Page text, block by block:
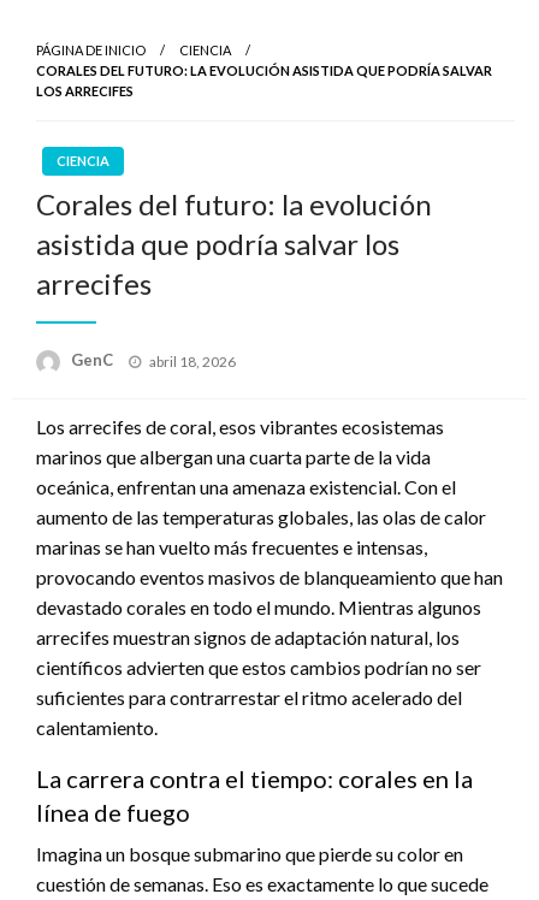
PÁGINA DE INICIO
CIENCIA
CORALES DEL FUTURO: LA EVOLUCIÓN ASISTIDA QUE PODRÍA SALVAR
LOS ARRECIFES
CIENCIA
Corales del futuro: la evolución
asistida que podría salvar los
arrecifes
GenC
Publicado
abril 18, 2026
Los arrecifes de coral, esos vibrantes ecosistemas
marinos que albergan una cuarta parte de la vida
oceánica, enfrentan una amenaza existencial. Con el
aumento de las temperaturas globales, las olas de calor
marinas se han vuelto más frecuentes e intensas,
provocando eventos masivos de blanqueamiento que han
devastado corales en todo el mundo. Mientras algunos
arrecifes muestran signos de adaptación natural, los
científicos advierten que estos cambios podrían no ser
suficientes para contrarrestar el ritmo acelerado del
calentamiento.
La carrera contra el tiempo: corales en la
línea de fuego
Imagina un bosque submarino que pierde su color en
cuestión de semanas. Eso es exactamente lo que sucede